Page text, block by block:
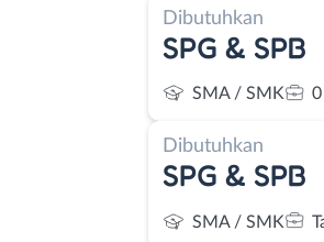
Dibutuhkan
SPG & SPB
SMA / SMK 0
Dibutuhkan
SPG & SPB
SMA / SMK